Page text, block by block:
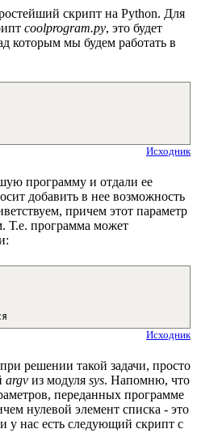
скрипт на Python. Для
coolprogram.py, это будет
которым мы будем работать в
Исходник
программу и отдали ее
добавить в нее возможность
причем этот параметр
Т.е. программа может
Исходник
решении такой задачи, просто
argv из модуля sys. Напомню, что
переданных программе
нулевой элемент списка - это
у нас есть следующий скрипт с